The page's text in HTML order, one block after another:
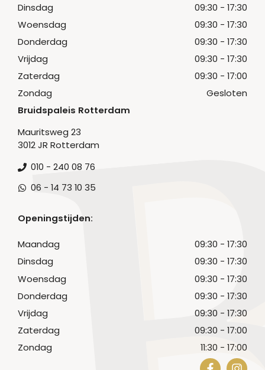
Dinsdag
09:30 - 17:30
Woensdag
09:30 - 17:30
Donderdag
09:30 - 17:30
Vrijdag
09:30 - 17:30
Zaterdag
09:30 - 17:00
Zondag
Gesloten
Bruidspaleis Rotterdam
Mauritsweg 23
3012 JR Rotterdam
010 - 240 08 76
06 - 14 73 10 35
Openingstijden:
Maandag
09:30 - 17:30
Dinsdag
09:30 - 17:30
Woensdag
09:30 - 17:30
Donderdag
09:30 - 17:30
Vrijdag
09:30 - 17:30
Zaterdag
09:30 - 17:00
Zondag
11:30 - 17:00